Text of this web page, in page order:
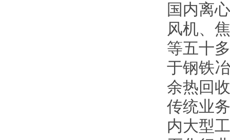
国内离
风机、
等五十
于钢铁
余热回
传统业
内大型